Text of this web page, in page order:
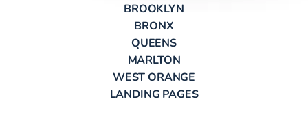
BROOKLYN
BRONX
QUEENS
MARLTON
WEST ORANGE
LANDING PAGES